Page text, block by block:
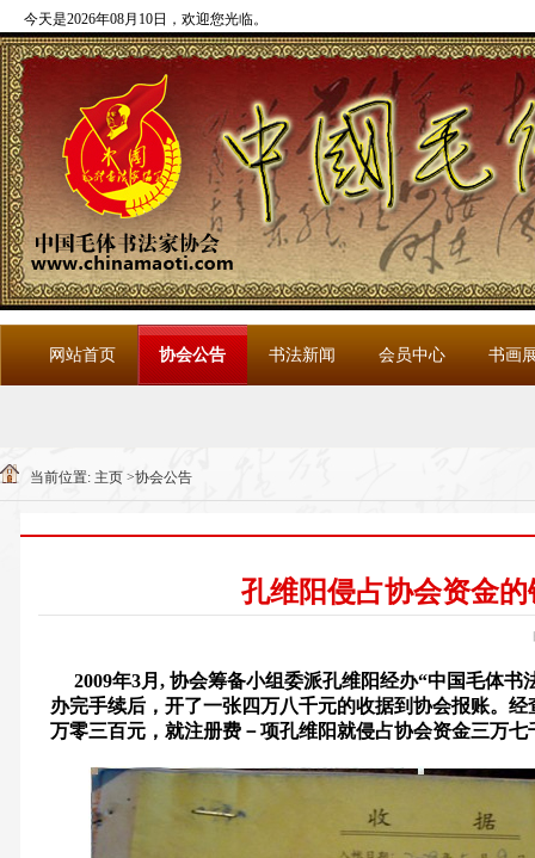
今天是2026年08月10日，欢迎您光临。
网站首页 协会公告 书法新闻 会员中心 书画
当前位置: 主页 >协会公告
孔维阳侵占协会资金的
2009年3月 , 协会筹备小组委派孔维阳经办“中国毛体书
办完手续后，开了一张四万八千元的收据到协会报账。
万零三百元，就注册费－项孔维阳就侵占协会资金三万七